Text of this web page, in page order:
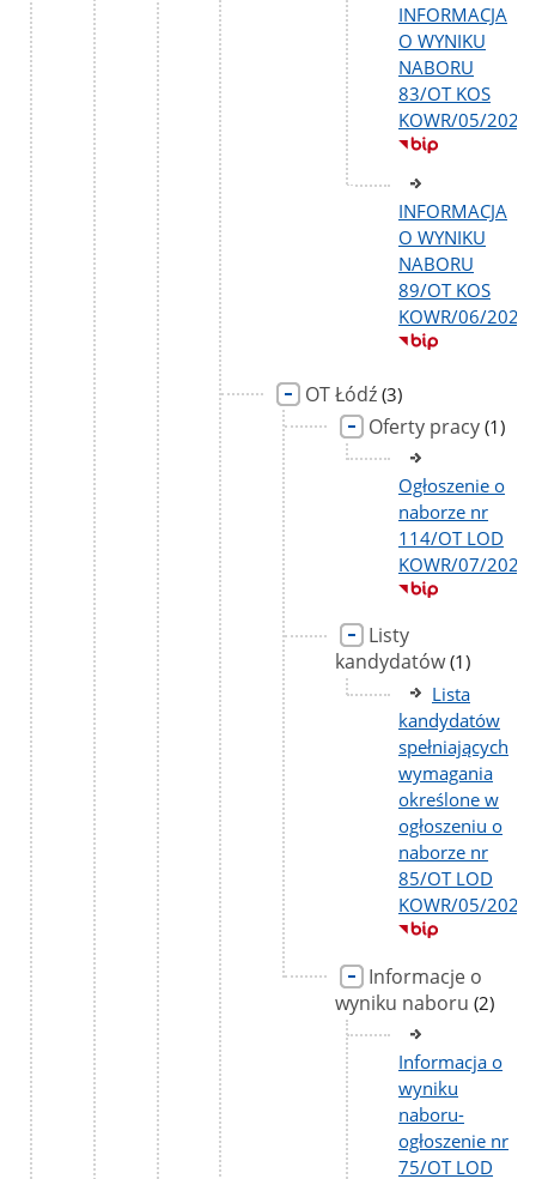
INFORMACJA
O WYNIKU
NABORU
83/OT KOS
KOWR/05/2026
INFORMACJA
O WYNIKU
NABORU
89/OT KOS
KOWR/06/2026
OT Łódź liczba
podstron
(3)
Oferty pracy liczba
(1)
Ogłoszenie o
naborze nr
114/OT LOD
KOWR/07/2026
Listy
kandydatówliczba
podstron
(1)
Lista
kandydatów
spełniających
wymagania
określone w
ogłoszeniu o
naborze nr
85/OT LOD
KOWR/05/2026
Informacje o
wyniku naboru liczba
(2)
Informacja o
wyniku
naboru-
ogłoszenie nr
75/OT LOD